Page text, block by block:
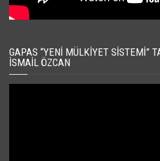
GAPAS “YENI MÜLKIYET SISTEMI”
İSMAIL ÖZCAN